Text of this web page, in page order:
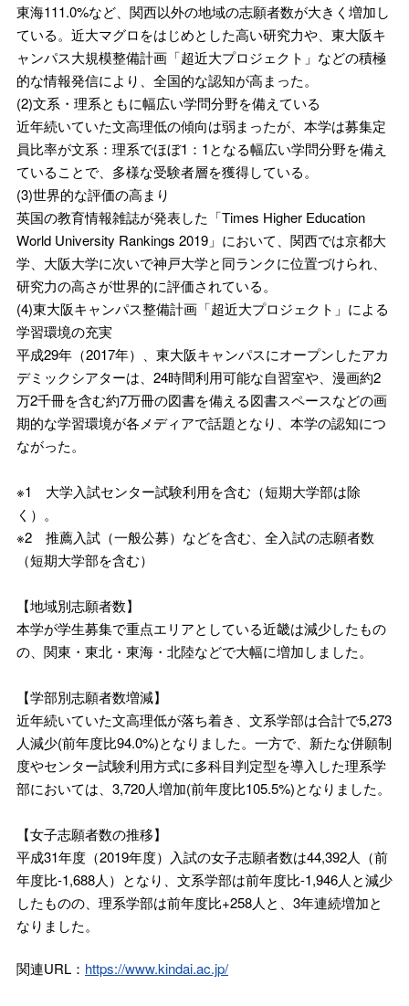
東海111.0%など、関西以外の地域の志願者数が大きく増加し
ている。近大マグロをはじめとした高い研究力や、東大阪キ
ャンパス大規模整備計画「超近大プロジェクト」などの積極
的な情報発信により、全国的な認知が高まった。
(2)文系・理系ともに幅広い学問分野を備えている
近年続いていた文高理低の傾向は弱まったが、本学は募集定
員比率が文系：理系でほぼ1：1となる幅広い学問分野を備え
ていることで、多様な受験者層を獲得している。
(3)世界的な評価の高まり
英国の教育情報雑誌が発表した「Times Higher Education
World University Rankings 2019」において、関西では京都大
学、大阪大学に次いで神戸大学と同ランクに位置づけられ、
研究力の高さが世界的に評価されている。
(4)東大阪キャンパス整備計画「超近大プロジェクト」による
学習環境の充実
平成29年（2017年）、東大阪キャンパスにオープンしたアカ
デミックシアターは、24時間利用可能な自習室や、漫画約2
万2千冊を含む約7万冊の図書を備える図書スペースなどの画
期的な学習環境が各メディアで話題となり、本学の認知につ
ながった。
※1 大学入試センター試験利用を含む（短期大学部は除
く）。
※2 推薦入試（一般公募）などを含む、全入試の志願者数
（短期大学部を含む）
【地域別志願者数】
本学が学生募集で重点エリアとしている近畿は減少したもの
の、関東・東北・東海・北陸などで大幅に増加しました。
【学部別志願者数増減】
近年続いていた文高理低が落ち着き、文系学部は合計で5,273
人減少(前年度比94.0%)となりました。一方で、新たな併願制
度やセンター試験利用方式に多科目判定型を導入した理系学
部においては、3,720人増加(前年度比105.5%)となりました。
【女子志願者数の推移】
平成31年度（2019年度）入試の女子志願者数は44,392人（前
年度比-1,688人）となり、文系学部は前年度比-1,946人と減少
したものの、理系学部は前年度比+258人と、3年連続増加と
なりました。
関連URL： https://www.kindai.ac.jp/